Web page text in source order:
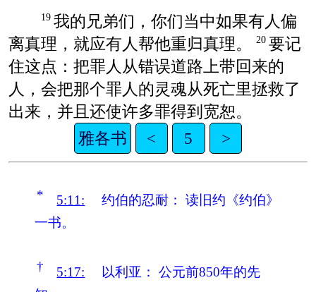
19 我的兄弟们，你们当中如果有人偏
离真理，就应有人帮他重归真理。
20 要记
住这点：把罪人从错误道路上带回来的
人，会把那个罪人的灵魂从死亡里拯救了
出来，并且还使许多罪得到宽恕。
雅各书
< 5 >
* 5:11: 约伯的忍耐：读旧约《约伯》
一书。
† 5:17: 以利亚：公元前850年的先